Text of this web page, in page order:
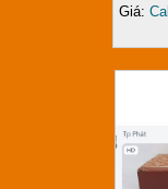
Giá: Call